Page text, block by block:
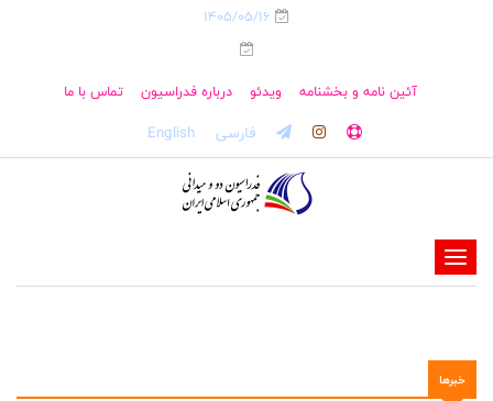
1405/05/16
آئین نامه و بخشنامه ویدئو درباره فدراسیون تماس با ما
فارسی English
-
-
-
-
خبرها